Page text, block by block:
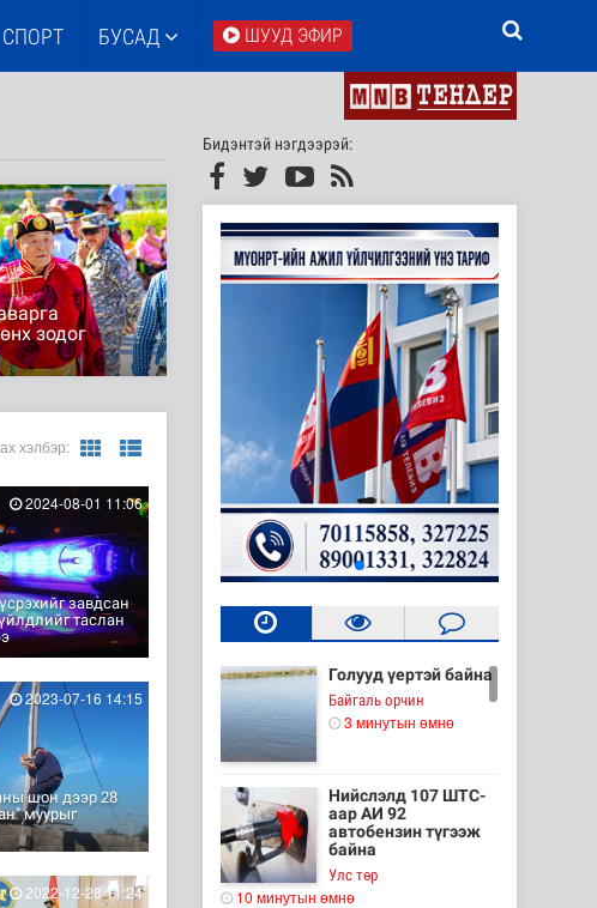
СПОРТ БУСАД ШУУД ЭФИР
зодог
хэлбэр:
завдсан
таслан
2024-08-01 11:06
шон дээр 28
муурыг
2023-07-16 14:15
2022-12-28 11:24
Бидэнтэй нэгдээрэй:
Голууд үертэй байна
Байгаль орчин
3 минутын өмнө
Нийслэлд 107 ШТС-
аар АИ 92
автобензин түгээж
байна
Улс төр
10 минутын өмнө